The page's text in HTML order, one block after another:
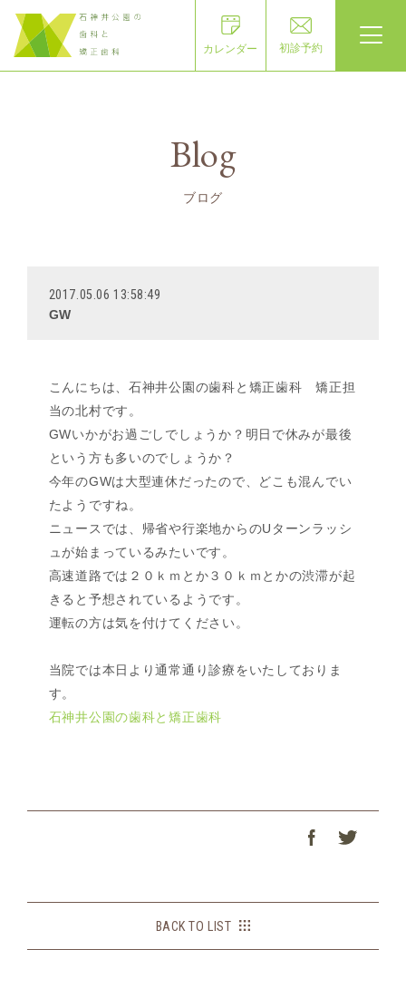
カレンダー 初診予約
Blog
ブログ
2017.05.06 13:58:49
GW
こんにちは、石神井公園の歯科と矯正歯科 矯正担
当の北村です。
GWいかがお過ごしでしょうか？明日で休みが最後
という方も多いのでしょうか？
今年のGWは大型連休だったので、どこも混んでい
たようですね。
ニュースでは、帰省や行楽地からのUターンラッシ
ュが始まっているみたいです。
高速道路では２０ｋｍとか３０ｋｍとかの渋滞が起
きると予想されているようです。
運転の方は気を付けてください。
当院では本日より通常通り診療をいたしておりま
す。
石神井公園の歯科と矯正歯科
BACK TO LIST